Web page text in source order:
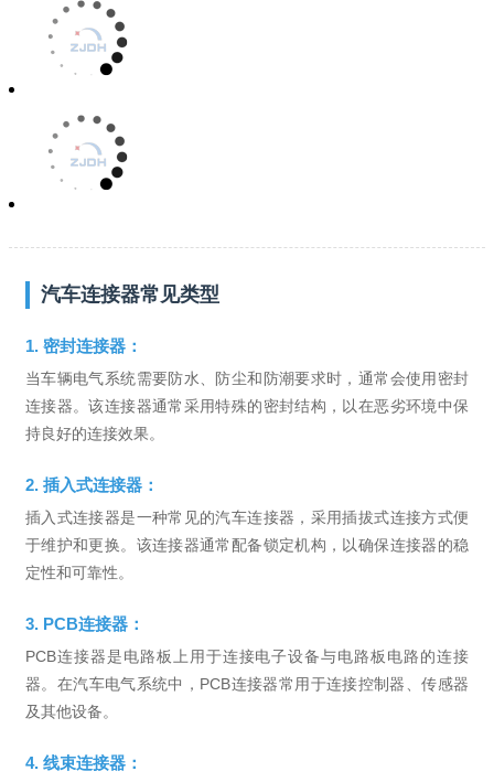
汽车连接器常见类型
1. 密封连接器：
当车辆电气系统需要防水、防尘和防潮要求时，通常会使用密封
连接器。该连接器通常采用特殊的密封结构，以在恶劣环境中保
持良好的连接效果。
2. 插入式连接器：
插入式连接器是一种常见的汽车连接器，采用插拔式连接方式便
于维护和更换。该连接器通常配备锁定机构，以确保连接器的稳
定性和可靠性。
3. PCB连接器：
PCB连接器是电路板上用于连接电子设备与电路板电路的连接
器。在汽车电气系统中，PCB连接器常用于连接控制器、传感器
及其他设备。
4. 线束连接器：